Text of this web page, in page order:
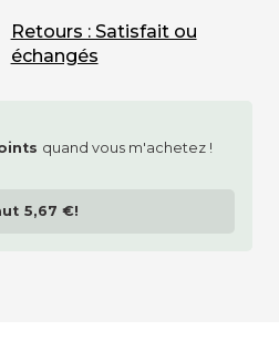
quand vous m'achetez !
5,67 €!
Retours : Satisfait ou
échangés